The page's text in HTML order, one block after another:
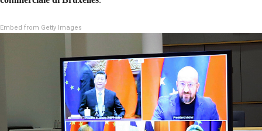
Embed from Getty Images